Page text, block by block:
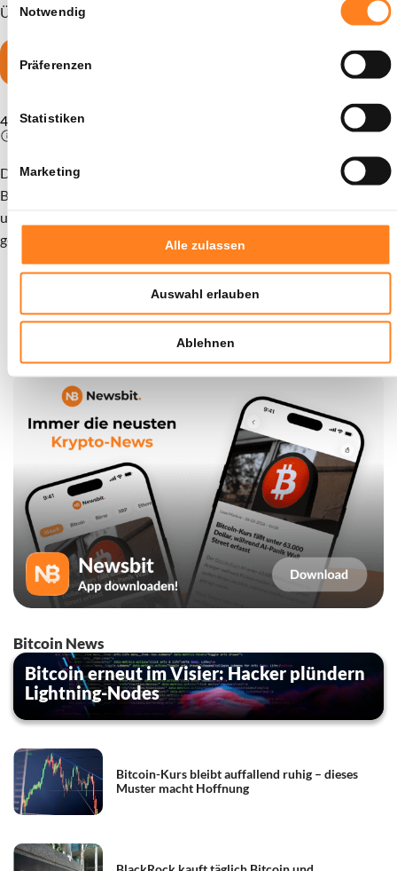
Notwendig
Präferenzen
Statistiken
Marketing
Alle zulassen
Auswahl erlauben
Ablehnen
Über 1,5 Millionen Nutzer vertrauen bereits auf Bitvavo.
4,5
Die Bewertung wird berechnet, indem die kumulierten
Bewertungen aus dem App Store und Google Play kombiniert
und basierend auf der Anzahl der Rezensionen pro Plattform
gewichtet werden.
Bitcoin News
Bitcoin erneut im Visier: Hacker plündern
Lightning-Nodes
Bitcoin-Kurs bleibt auffallend ruhig – dieses
Muster macht Hoffnung